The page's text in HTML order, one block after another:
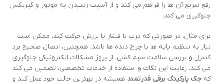
رفع سریع آن ها را فراهم می کند و از آسیب رسیدن به موتور و گیربکس
جلوگیری می کند.
برای مثال، در صورتی که درب با فشار یا لرزش حرکت کند، ممکن است
نیاز به تنظیم پایه ها یا چرخ دنده ها باشد. همچنین، اتصال صحیح برد
کنترل و بررسی سلامت سیم کشی، از بروز مشکلات الکترونیکی جلوگیری
می کند. رعایت این نکات و استفاده از خدمات تخصصی، تضمین می کند
که جک پارکینگ برقی قدرتمند همیشه در بهترین حالت خود عمل کند و